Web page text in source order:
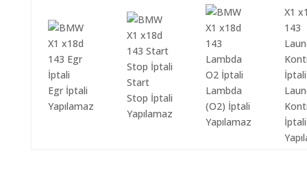
Egr İptali
Yapılamaz
Start
Stop İptali
Yapılamaz
Lambda
(O2) İptali
Yapılamaz
İptali